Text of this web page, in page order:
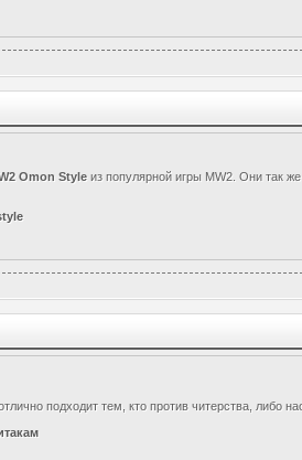
Omon Style из популярной игры MW2. Они так
подходит тем, кто против читерства, либо